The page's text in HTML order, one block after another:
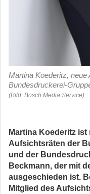
Martina Koederitz,
Bundesdruckerei-
(Bild: Bosch Media Service)
Martina Koederitz
Aufsichtsräten der
und der
Beckmann, der mit
ausgeschieden ist.
Mitglied des